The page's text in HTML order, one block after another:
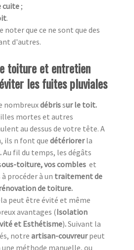
cuite;
.
que ce ne sont que des
d'autres.
toiture et entretien
les fuites pluviales
nombreuxdébrissur le toit.
mortes et autres
au dessus de votre tête. A
ils n font que détériorerla
Au fil du temps, les dégâts
ous-toiture, vos combles et
procéder à un traitement de
de toiture.
peut être évité et même
avantages (Isolation
et Esthétisme).Suivant la
notre artisan-couvreurpeut
une méthode manuelle, ou